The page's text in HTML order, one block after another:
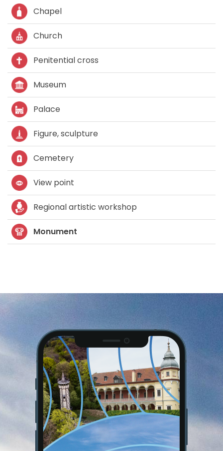
Chapel
Church
Penitential cross
Museum
Palace
Figure, sculpture
Cemetery
View point
Regional artistic workshop
Monument